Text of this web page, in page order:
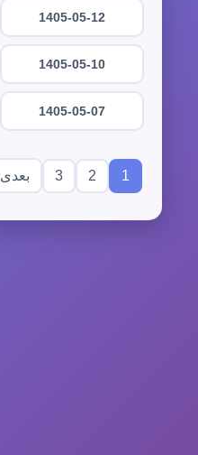
1405-05-12
1405-05-10
1405-05-07
1
2
3 بعدی